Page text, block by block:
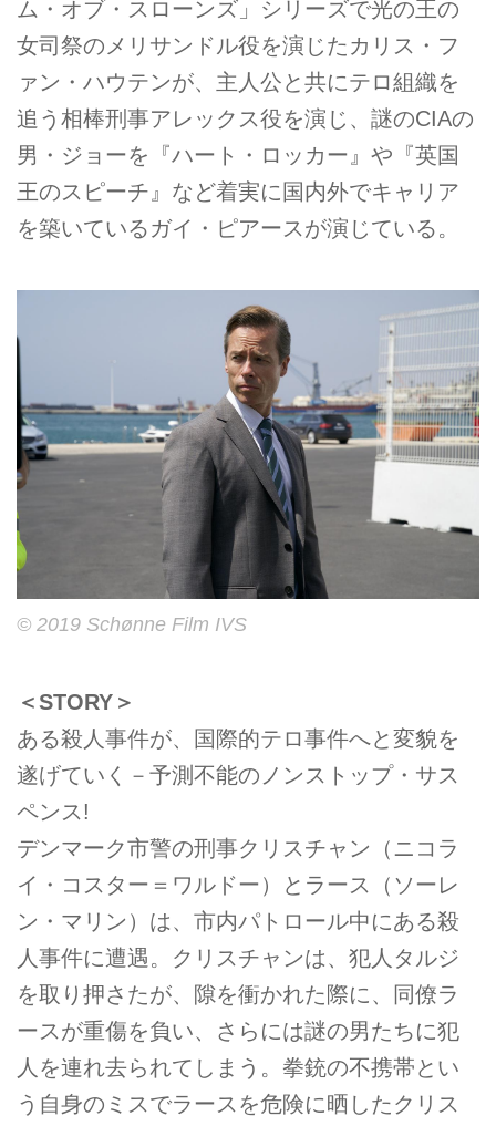
ム・オブ・スローンズ」シリーズで光の王の
女司祭のメリサンドル役を演じたカリス・フ
ァン・ハウテンが、主人公と共にテロ組織を
追う相棒刑事アレックス役を演じ、謎のCIAの
男・ジョーを『ハート・ロッカー』や『英国
王のスピーチ』など着実に国内外でキャリア
を築いているガイ・ピアースが演じている。
© 2019 Schønne Film IVS
＜STORY＞
ある殺人事件が、国際的テロ事件へと変貌を
遂げていく－予測不能のノンストップ・サス
ペンス!
デンマーク市警の刑事クリスチャン（ニコラ
イ・コスター＝ワルドー）とラース（ソーレ
ン・マリン）は、市内パトロール中にある殺
人事件に遭遇。クリスチャンは、犯人タルジ
を取り押さたが、隙を衝かれた際に、同僚ラ
ースが重傷を負い、さらには謎の男たちに犯
人を連れ去られてしまう。拳銃の不携帯とい
う自身のミスでラースを危険に晒したクリス